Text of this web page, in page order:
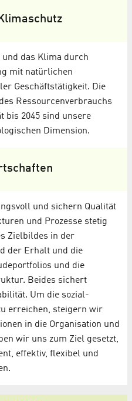
und das Klima durch
mit natürlichen
Geschäftstätigkeit. Die
Ressourcenverbrauchs
bis 2045 sind unsere
Dimension.
und sichern Qualität
und Prozesse stetig
Zielbildes in der
der Erhalt und die
und die
Beides sichert
Um die sozial-
erreichen, steigern wir
in die Organisation und
wir uns zum Ziel gesetzt,
effektiv, flexibel und